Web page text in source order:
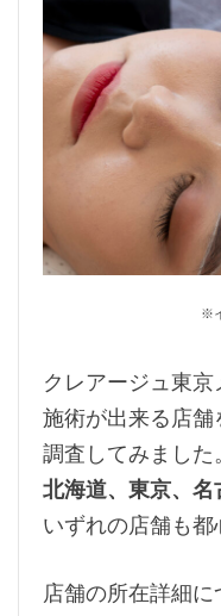
※
クレアージュ東
施術が出来る店舗
調査してみました。
北海道、東京、
いずれの店舗も都
店舗の所在詳細に